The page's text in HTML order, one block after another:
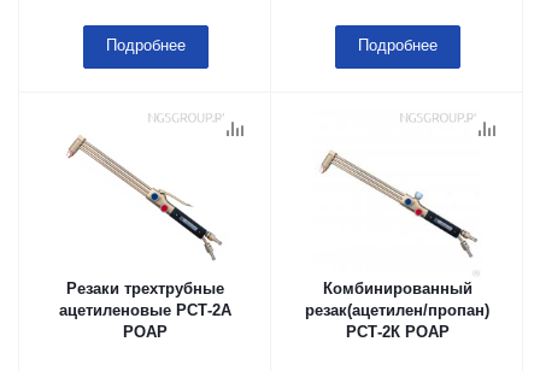
Подробнее Подробнее
Резаки трехтрубные
ацетиленовые РСТ-2А
РОАР
Комбинированный
резак(ацетилен/пропан)
РСТ-2К РОАР